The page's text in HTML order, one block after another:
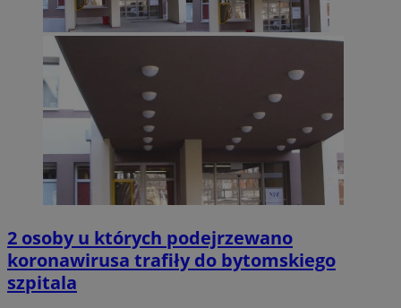
2 osoby u których podejrzewano
koronawirusa trafiły do bytomskiego
szpitala